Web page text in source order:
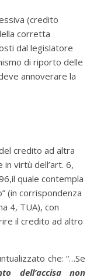
(credito
corretta
dal legislatore
di riporto delle
annoverare la
credito ad altra
virtù dell’art. 6,
quale contempla
(in corrispondenza
4, TUA), con
il credito ad altro
che: “…Se
dell’accisa non